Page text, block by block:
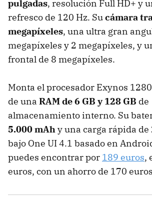
pulgadas, resolución Full HD+ y
refresco de 120 Hz. Sucámara
megapíxeles, una ultra gran
megapíxeles y 2 megapíxeles, y
frontal de 8 megapíxeles.
Monta el procesador Exynos
de una RAM de 6 GB y 128 GB de
almacenamiento interno. Su
5.000 mAhy una carga rápida de
bajo One UI 4.1 basado en
puedes encontrar por 189 euros,
euros, con un ahorro de 170